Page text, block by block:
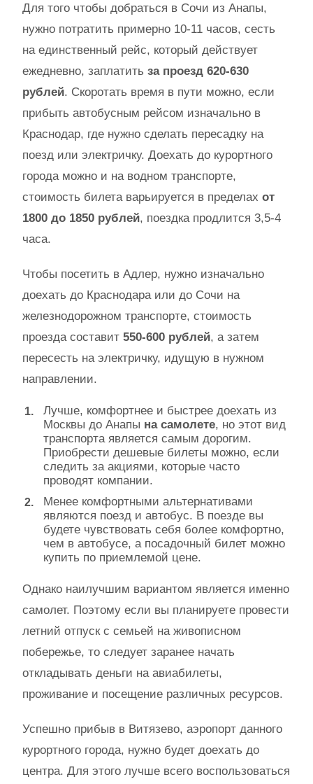
Для того чтобы добраться в Сочи из Анапы,
нужно потратить примерно 10-11 часов, сесть
на единственный рейс, который действует
ежедневно, заплатить за проезд 620-630
рублей. Скоротать время в пути можно, если
прибыть автобусным рейсом изначально в
Краснодар, где нужно сделать пересадку на
поезд или электричку. Доехать до курортного
города можно и на водном транспорте,
стоимость билета варьируется в пределах от
1800 до 1850 рублей, поездка продлится 3,5-4
часа.
Чтобы посетить в Адлер, нужно изначально
доехать до Краснодара или до Сочи на
железнодорожном транспорте, стоимость
проезда составит 550-600 рублей, а затем
пересесть на электричку, идущую в нужном
направлении.
Лучше, комфортнее и быстрее доехать из
Москвы до Анапы на самолете, но этот вид
транспорта является самым дорогим.
Приобрести дешевые билеты можно, если
следить за акциями, которые часто
проводят компании.
Менее комфортными альтернативами
являются поезд и автобус. В поезде вы
будете чувствовать себя более комфортно,
чем в автобусе, а посадочный билет можно
купить по приемлемой цене.
Однако наилучшим вариантом является именно
самолет. Поэтому если вы планируете провести
летний отпуск с семьей на живописном
побережье, то следует заранее начать
откладывать деньги на авиабилеты,
проживание и посещение различных ресурсов.
Успешно прибыв в Витязево, аэропорт данного
курортного города, нужно будет доехать до
центра. Для этого лучше всего воспользоваться